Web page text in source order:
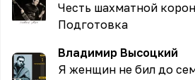
Честь шахматной
Подготовка
Владимир Высоцкий
Я женщин не бил до